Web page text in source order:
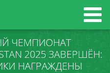
ЧЕМПИОНАТ
2025 ЗАВЕРШЁН:
НАГРАЖДЕНЫ